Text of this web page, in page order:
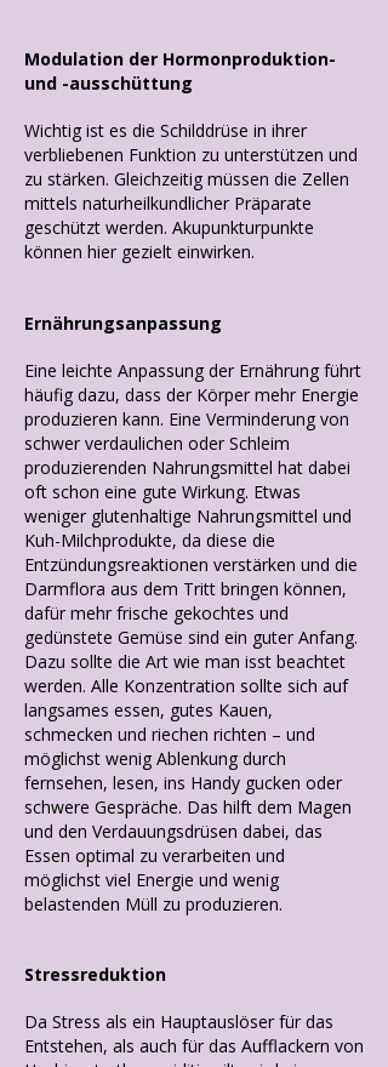
Modulation der Hormonproduktion-
und -ausschüttung
Wichtig ist es die Schilddrüse in ihrer
verbliebenen Funktion zu unterstützen und
zu stärken. Gleichzeitig müssen die Zellen
mittels naturheilkundlicher Präparate
geschützt werden. Akupunkturpunkte
können hier gezielt einwirken.
Ernährungsanpassung
Eine leichte Anpassung der Ernährung führt
häufig dazu, dass der Körper mehr Energie
produzieren kann. Eine Verminderung von
schwer verdaulichen oder Schleim
produzierenden Nahrungsmittel hat dabei
oft schon eine gute Wirkung. Etwas
weniger glutenhaltige Nahrungsmittel und
Kuh-Milchprodukte, da diese die
Entzündungsreaktionen verstärken und die
Darmflora aus dem Tritt bringen können,
dafür mehr frische gekochtes und
gedünstete Gemüse sind ein guter Anfang.
Dazu sollte die Art wie man isst beachtet
werden. Alle Konzentration sollte sich auf
langsames essen, gutes Kauen,
schmecken und riechen richten – und
möglichst wenig Ablenkung durch
fernsehen, lesen, ins Handy gucken oder
schwere Gespräche. Das hilft dem Magen
und den Verdauungsdrüsen dabei, das
Essen optimal zu verarbeiten und
möglichst viel Energie und wenig
belastenden Müll zu produzieren.
Stressreduktion
Da Stress als ein Hauptauslöser für das
Entstehen, als auch für das Aufflackern von